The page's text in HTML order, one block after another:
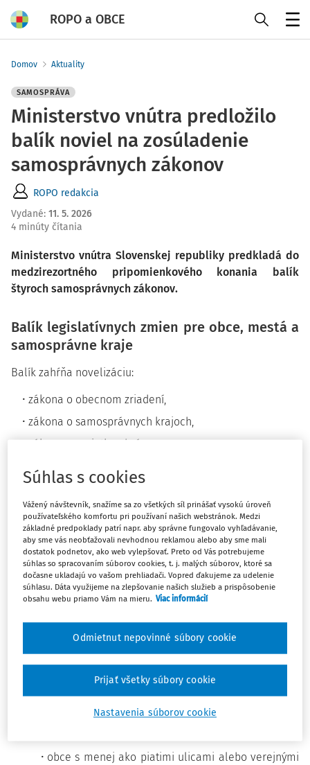
ROPO a OBCE
Domov Aktuality
SAMOSPRÁVA
Ministerstvo vnútra predložilo
balík noviel na zosúladenie
samosprávnych zákonov
ROPO redakcia
Vydané: 11. 5. 2026
4 minúty čítania
Ministerstvo vnútra Slovenskej republiky predkladá do
medzirezortného pripomienkového konania balík
štyroch samosprávnych zákonov.
Balík legislatívnych zmien pre obce, mestá a
samosprávne kraje
Balík zahŕňa novelizáciu:
zákona o obecnom zriadení,
zákona o samosprávnych krajoch,
zákona o majetku obcí,
úpravy a nastaviť jednotné, prehľadné a vykonateľné
pravidlá pre všetky úrovne územnej samosprávy.
Kľúčové zmeny pre obce a mestá
Navrhované úpravy sa týkajú najmä týchto oblastí:
sprísnenie a spresnenie parametrov pre
združovanie obcí, v ktorých nikto nekandiduje na
starostu,
poslancov.
obce s menej ako piatimi ulicami alebo verejnými
Súhlas s cookies
Vážený návštevník, snažíme sa zo všetkých síl prinášať vysokú úroveň
používateľského komfortu pri používaní našich webstránok. Medzi
základné predpoklady patrí napr. aby správne fungovalo vyhľadávanie,
aby sme vás neobťažovali nevhodnou reklamou alebo aby sme mali
dostatok podnetov, ako web vylepšovať. Preto od Vás potrebujeme
súhlas so spracovaním súborov cookies, t. j. malých súborov, ktoré sa
dočasne ukladajú vo vašom prehliadači. Vopred ďakujeme za udelenie
súhlasu. Dáta využijeme na zlepšovanie našich služieb a prispôsobenie
obsahu webu priamo Vám na mieru. Viac informácií
Nastavenia súborov cookie
Odmietnut nepovinné súbory cookie
Prijať všetky súbory cookie